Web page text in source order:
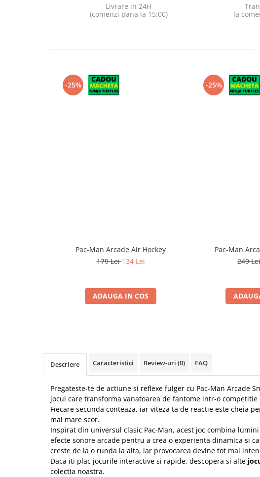
Livrare in 24H
(comenzi pana la 15:00)
la
-25%
Pac-Man Arcade Air Hockey
179 Lei134 Lei
ADAUGA IN COS
-25%
Pac-Man
249
Descriere Caracteristici Review-uri (0) FAQ
Pregateste-te de actiune si reflexe fulger cu Pac-Man Arcade
jocul care transforma vanatoarea de fantome intr-o competitie
Fiecare secunda conteaza, iar viteza ta de reactie este cheia
mai mare scor.
Inspirat din universul clasic Pac-Man, acest joc combina
efecte sonore arcade pentru a crea o experienta dinamica si
creste de la o runda la alta, iar provocarea devine tot mai
Daca iti plac jocurile interactive si rapide, descopera si alte
colectia noastra.